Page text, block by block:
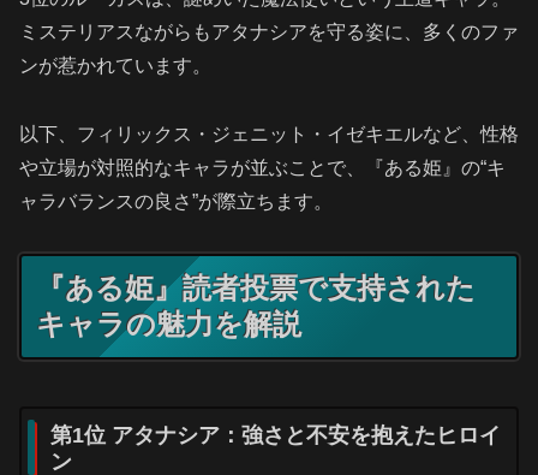
ミステリアスながらもアタナシアを守る姿に、多くのファ
ンが惹かれています。
以下、フィリックス・ジェニット・イゼキエルなど、性格
や立場が対照的なキャラが並ぶことで、『ある姫』の“キ
ャラバランスの良さ”が際立ちます。
『ある姫』読者投票で支持された
キャラの魅力を解説
第1位 アタナシア：強さと不安を抱えたヒロイ
ン